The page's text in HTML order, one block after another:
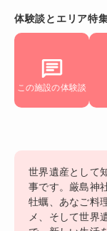
体験談とエリア特
この施設の体験談
世界遺産として
事です。厳島神
牡蠣、あなご料
メ、そして世界